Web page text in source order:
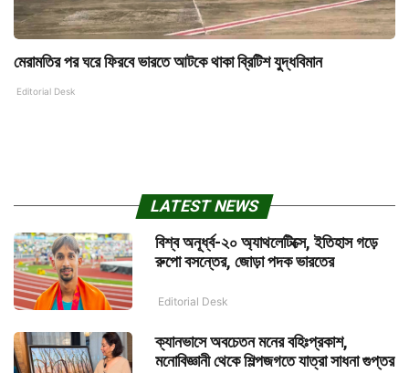
মেরামতির পর ঘরে ফিরবে ভারতে আটকে থাকা ব্রিটিশ যুদ্ধবিমান
Editorial Desk
LATEST NEWS
বিশ্ব অনূর্ধ্ব-২০ অ্যাথলেটিক্সে, ইতিহাস গড়ে
রুপো বসন্তের, জোড়া পদক ভারতের
Editorial Desk
ক্যানভাসে অবচেতন মনের বহিঃপ্রকাশ,
মনোবিজ্ঞানী থেকে শিল্পজগতে যাত্রা সাধনা গুপ্তর